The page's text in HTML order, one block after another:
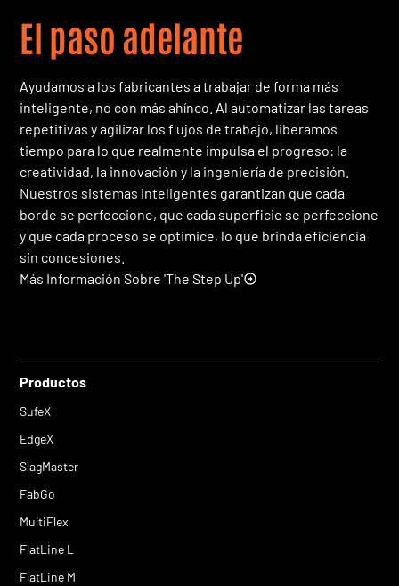
El paso adelante
Ayudamos a los fabricantes a trabajar de forma más
inteligente, no con más ahínco. Al automatizar las tareas
repetitivas y agilizar los flujos de trabajo, liberamos
tiempo para lo que realmente impulsa el progreso: la
creatividad, la innovación y la ingeniería de precisión.
Nuestros sistemas inteligentes garantizan que cada
borde se perfeccione, que cada superficie se perfeccione
y que cada proceso se optimice, lo que brinda eficiencia
sin concesiones.
Más Información Sobre 'The Step Up'
Productos
SufeX
EdgeX
SlagMaster
FabGo
MultiFlex
FlatLine L
FlatLine M